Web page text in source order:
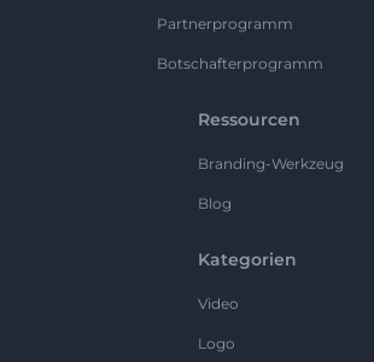
Partnerprogramm
Botschafterprogramm
Ressourcen
Branding-Werkzeug
Blog
Kategorien
Video
Logo